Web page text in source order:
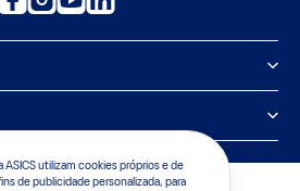
ASICS utilizam cookies próprios e de
de publicidade personalizada, para